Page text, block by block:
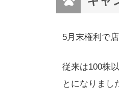
5月末権利で
従来は100株
とになりまし